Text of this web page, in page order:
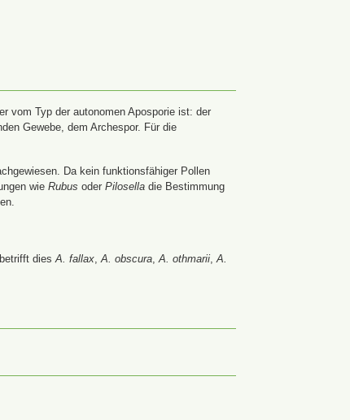
vom Typ der autonomen Aposporie ist: der
Gewebe, dem Archespor. Für die
Da kein funktionsfähiger Pollen
wie Rubus oder Pilosella die Bestimmung
betrifft diesA. fallax,A. obscura,A. othmarii,A.